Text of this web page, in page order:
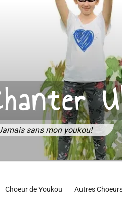
sans mon youkou!
Choeur de Youkou Autres